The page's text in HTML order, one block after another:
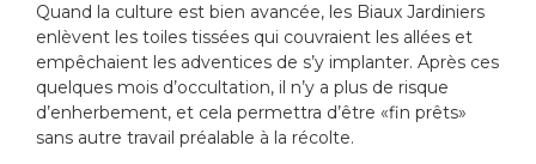
Quand la culture est bien avancée, les Biaux Jardiniers
enlèvent les toiles tissées qui couvraient les allées et
empêchaient les adventices de s’y implanter. Après ces
quelques mois d’occultation, il n’y a plus de risque
d’enherbement, et cela permettra d’être «fin prêts»
sans autre travail préalable à la récolte.